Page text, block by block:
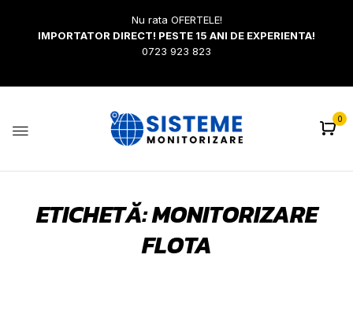
Nu rata OFERTELE!
IMPORTATOR DIRECT! PESTE 15 ANI DE EXPERIENTA!
0723 923 823
0
ETICHETĂ:MONITORIZARE
FLOTA